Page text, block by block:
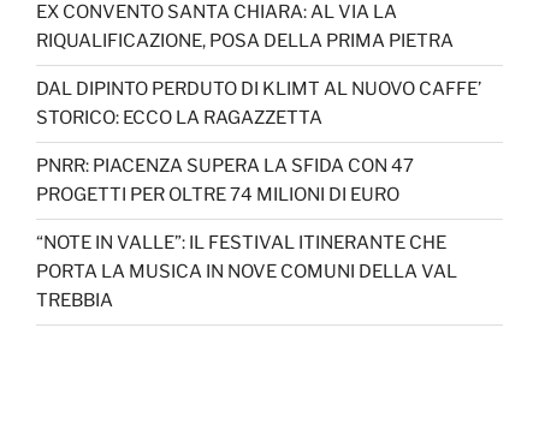
EX CONVENTO SANTA CHIARA: AL VIA LA
RIQUALIFICAZIONE, POSA DELLA PRIMA PIETRA
DAL DIPINTO PERDUTO DI KLIMT AL NUOVO CAFFE’
STORICO: ECCO LA RAGAZZETTA
PNRR: PIACENZA SUPERA LA SFIDA CON 47
PROGETTI PER OLTRE 74 MILIONI DI EURO
“NOTE IN VALLE”: IL FESTIVAL ITINERANTE CHE
PORTA LA MUSICA IN NOVE COMUNI DELLA VAL
TREBBIA